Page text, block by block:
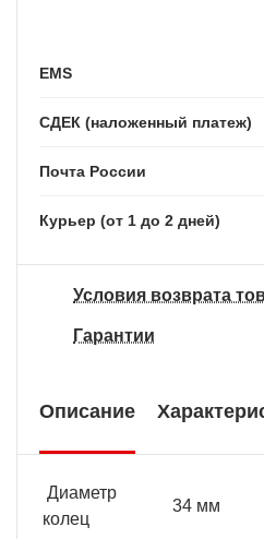
EMS
СДЕК (наложенный платеж)
Почта России
Курьер (от 1 до 2 дней)
Условия возврата
Гарантии
Описание
Диаметр
колец
34 мм